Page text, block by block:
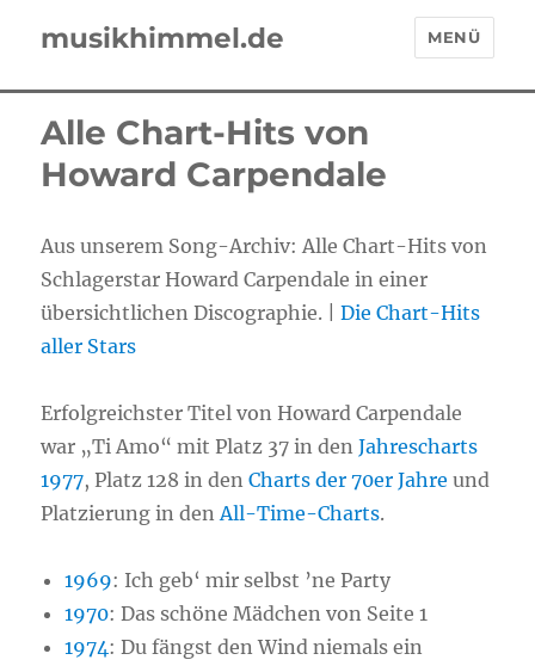
musikhimmel.de MENÜ
Alle Chart-Hits von
Howard Carpendale
Aus unserem Song-Archiv: Alle Chart-Hits von
Schlagerstar Howard Carpendale in einer
übersichtlichen Discographie. |Die Chart-Hits
aller Stars
Erfolgreichster Titel von Howard Carpendale
war „Ti Amo“ mit Platz 37 in denJahrescharts
1977, Platz 128 in denCharts der 70er Jahre und
Platzierung in denAll-Time-Charts.
1969: Ich geb‘ mir selbst ’ne Party
1970: Das schöne Mädchen von Seite 1
1974: Du fängst den Wind niemals ein